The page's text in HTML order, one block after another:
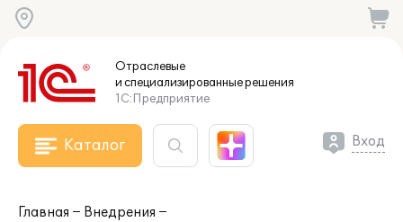
Отраслевые
и специализированныерешения
1С:Предприятие
Каталог Вход
Главная
Внедрения